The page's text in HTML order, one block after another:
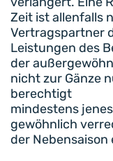
Zeit ist allenfalls
Vertragspartner
Leistungen des
der
nicht zur Gänze
berechtigt
mindestens
gewöhnlich
der